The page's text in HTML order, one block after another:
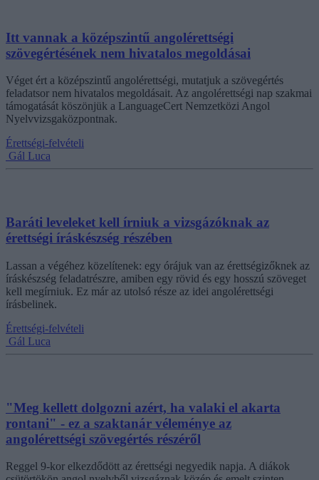
Itt vannak a középszintű angolérettségi
szövegértésének nem hivatalos megoldásai
Véget ért a középszintű angolérettségi, mutatjuk a szövegértés
feladatsor nem hivatalos megoldásait. Az angolérettségi nap szakmai
támogatását köszönjük a LanguageCert Nemzetközi Angol
Nyelvvizsgaközpontnak.
Érettségi-felvételi
Gál Luca
Baráti leveleket kell írniuk a vizsgázóknak az
érettségi íráskészség részében
Lassan a végéhez közelítenek: egy órájuk van az érettségizőknek az
íráskészség feladatrészre, amiben egy rövid és egy hosszú szöveget
kell megírniuk. Ez már az utolsó része az idei angolérettségi
írásbelinek.
Érettségi-felvételi
Gál Luca
"Meg kellett dolgozni azért, ha valaki el akarta
rontani" - ez a szaktanár véleménye az
angolérettségi szövegértés részéről
Reggel 9-kor elkezdődött az érettségi negyedik napja. A diákok